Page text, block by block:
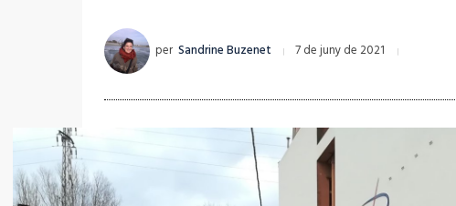
per Sandrine Buzenet 7 de juny de 2021